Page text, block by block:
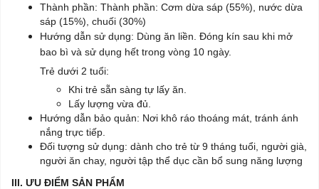
Thành phần: Thành phần: Cơm dừa sáp (55%), nước dừa
sáp (15%), chuối (30%)
Hướng dẫn sử dụng: Dùng ăn liền. Đóng kín sau khi mở
bao bì và sử dụng hết trong vòng 10 ngày.
Trẻ dưới 2 tuổi:
Khi trẻ sẵn sàng tự lấy ăn.
Lấy lượng vừa đủ.
Hướng dẫn bảo quản: Nơi khô ráo thoáng mát, tránh ánh
nắng trực tiếp.
Đối tượng sử dụng: dành cho trẻ từ 9 tháng tuổi, người già,
người ăn chay, người tập thể dục cần bổ sung năng lượng
III. ƯU ĐIỂM SẢN PHẨM